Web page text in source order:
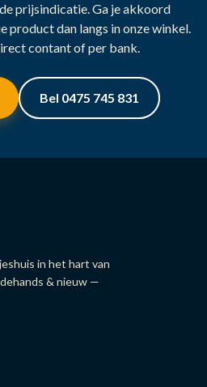
prijsindicatie. Ga je akkoord
product dan langs in onze winkel.
contant of per bank.
Bel 0475 745 831
in het hart van
& nieuw —